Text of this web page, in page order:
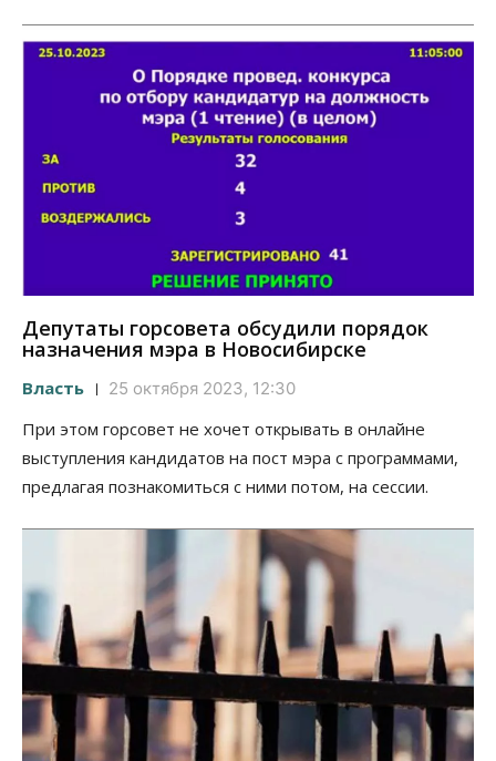
Депутаты горсовета обсудили порядок
назначения мэра в Новосибирске
Власть 25 октября 2023, 12:30
При этом горсовет не хочет открывать в онлайне
выступления кандидатов на пост мэра с программами,
предлагая познакомиться с ними потом, на сессии.